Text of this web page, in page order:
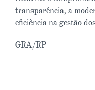
transparência, a
eficiência na gestão
GRA/RP